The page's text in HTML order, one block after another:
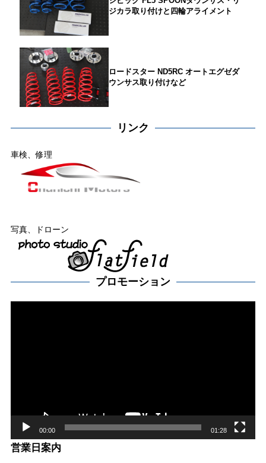
ジカラ取り付けと四輪アライメント
ロードスター ND5RC オートエグゼダ
ウンサス取り付けなど
リンク
車検、修理
写真、ドローン
プロモーション
00:00 01:28
営業日案内